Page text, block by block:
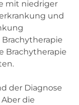
mit niedriger
und
Brachytherapie
der Diagnose
die